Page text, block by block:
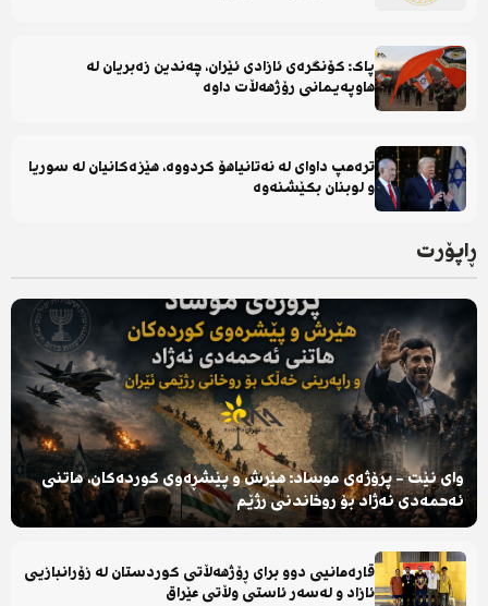
پاک: کۆنگرەی ئازادی ئێران، چەندین زەبریان لە
هاوپەیمانی رۆژهەڵات داوە
ترەمپ داوای لە نەتانیاهۆ کردووە، هێزەکانیان لە سوریا
و لوبنان بکێشنەوە
ڕاپۆرت
وای نێت - پرۆژەی موساد: هێرش و پێشڕەوی کوردەکان، هاتنی
ئەحمەدی نەژاد بۆ روخاندنی رژێم
قارەمانیی دوو برای ڕۆژهەڵاتی کوردستان لە زۆرانبازیی
ئازاد و لەسەر ئاستی وڵاتی عێراق